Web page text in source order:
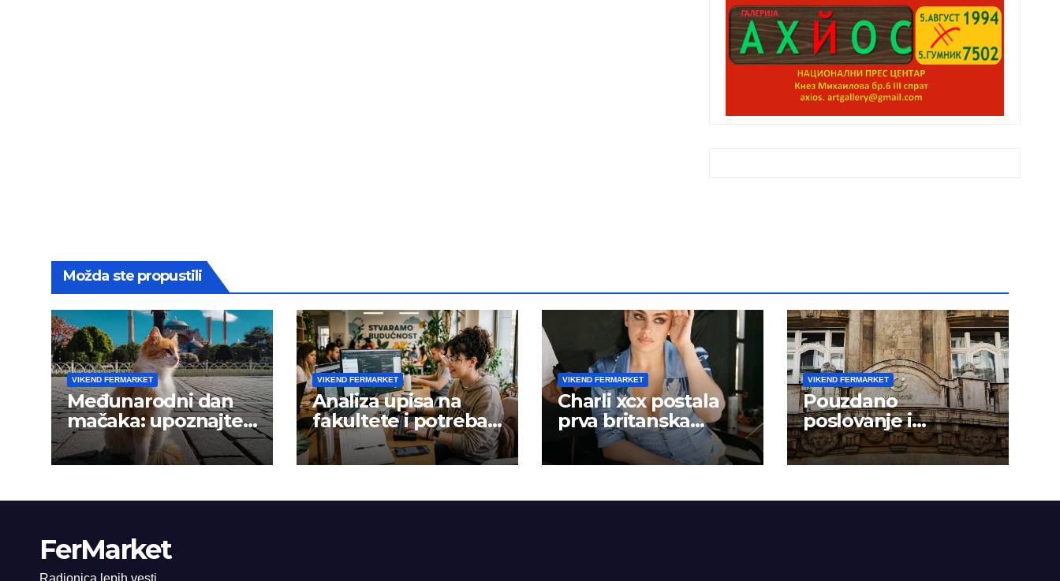
Možda ste propustili
VIKEND FERMARKET
Međunarodni dan
mačaka: upoznajte
istanbulske mace
VIKEND FERMARKET
Analiza upisa na
fakultete i potreba
tržišta rada
VIKEND FERMARKET
Charli xcx postala
prva britanska
pevačica sa dva
albuma na prvom
kalendarskoj godini
VIKEND FERMARKET
Pouzdano
poslovanje i
kontinuitet rasta
FerMarket
Radionica lepih vesti